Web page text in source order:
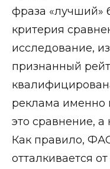
фраза «лучший»
критерия
исследование,
признанный
реклама именно
это сравнение, а
Как правило,
отталкивается